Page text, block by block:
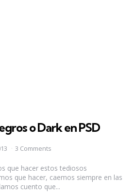
o Dark en PSD
3 Comments
que hacer estos tediosos
que hacer, caemos siempre en las
cuento que...